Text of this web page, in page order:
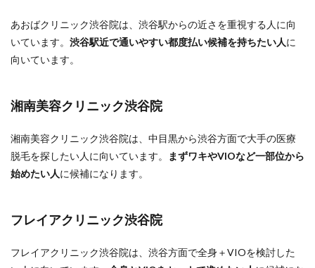
あおばクリニック渋谷院は、渋谷駅からの近さを重視する人に向
いています。 渋谷駅近で通いやすい都度払い候補を持ちたい人に
向いています。
湘南美容クリニック渋谷院
湘南美容クリニック渋谷院は、中目黒から渋谷方面で大手の医療
脱毛を探したい人に向いています。
まずワキやVIOなど一部位から
始めたい人に候補になります。
フレイアクリニック渋谷院
フレイアクリニック渋谷院は、渋谷方面で全身＋VIOを検討した